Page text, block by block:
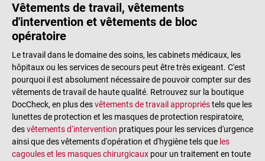
Vêtements de travail, vêtements
d'intervention et vêtements de bloc
opératoire
Le travail dans le domaine des soins, les cabinets médicaux, les
hôpitaux ou les services de secours peut être très exigeant. C'est
pourquoi il est absolument nécessaire de pouvoir compter sur des
vêtements de travail de haute qualité. Retrouvez sur la boutique
DocCheck, en plus desvêtements de travail appropriéstels que les
lunettes de protection et les masques de protection respiratoire,
desvêtements d‘intervention pratiques pour les services d'urgence
ainsi que des vêtements d'opération et d'hygiène tels que les
cagoules et les masques chirurgicaux pour un traitement en toute